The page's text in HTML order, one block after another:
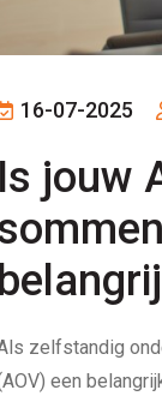
16-07-2025
Is jouw
zelfstandig
een